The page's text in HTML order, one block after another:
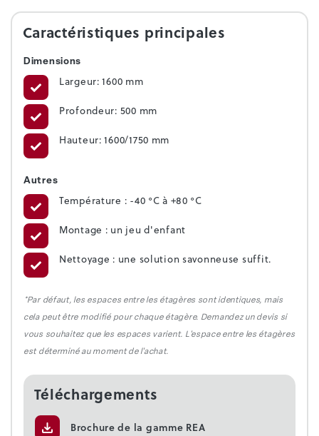
Caractéristiques principales
Dimensions
Largeur: 1600 mm
Profondeur: 500 mm
Hauteur: 1600/1750 mm
Autres
Température : -40 °C à +80 °C
Montage : un jeu d'enfant
Nettoyage : une solution savonneuse suffit.
*Par défaut, les espaces entre les étagères sont identiques, mais
cela peut être modifié pour chaque étagère. Demandez un devis si
vous souhaitez que les espaces varient. L'espace entre les étagères
est déterminé au moment de l'achat.
Téléchargements
Brochure de la gamme REA